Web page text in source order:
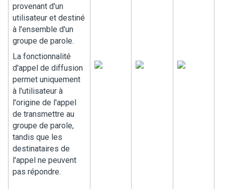
provenant d'un
utilisateur et destiné
à l'ensemble d'un
groupe de parole.
La fonctionnalité
d'appel de diffusion
permet uniquement
à l'utilisateur à
l'origine de l'appel
de transmettre au
groupe de parole,
tandis que les
destinataires de
l'appel ne peuvent
pas répondre.